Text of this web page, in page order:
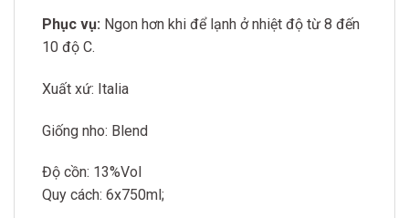
Phục vụ: Ngon hơn khi để lạnh ở nhiệt độ từ 8 đến
10 độ C.
Xuất xứ: Italia
Giống nho: Blend
Độ cồn: 13%Vol
Quy cách: 6x750ml;